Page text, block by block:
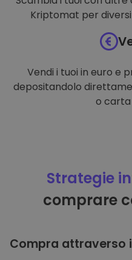
Kriptomat per
Vendi i tuoi in euro e
depositandolo
o
Strategie
comprare
Compra attraverso i